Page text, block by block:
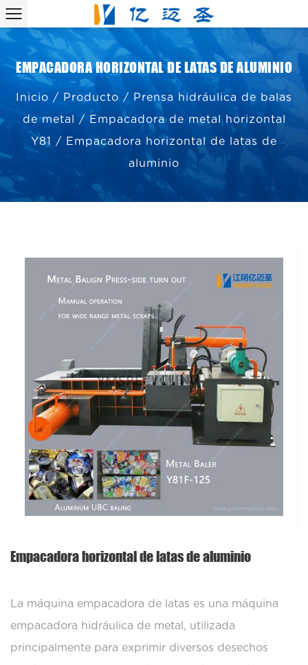
EMPACADORA HORIZONTAL DE LATAS DE ALUMINIO
Inicio / Producto /
Prensa hidráulica de balas
de metal
/
Empacadora de metal horizontal
Y81
/
Empacadora horizontal de latas de
aluminio
Empacadora horizontal de latas de aluminio
La máquina empacadora de latas es una máquina
empacadora hidráulica de metal, utilizada
principalmente para exprimir diversos desechos